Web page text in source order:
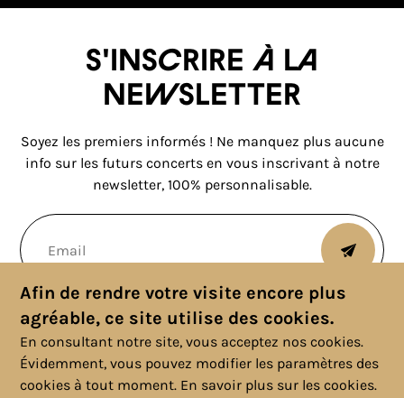
S'inscrire à la
newsletter
Soyez les premiers informés ! Ne manquez plus aucune
info sur les futurs concerts en vous inscrivant à notre
newsletter, 100% personnalisable.
Afin de rendre votre visite encore plus
agréable, ce site utilise des cookies.
En consultant notre site, vous acceptez nos cookies.
Évidemment, vous pouvez modifier les paramètres des
cookies à tout moment. En savoir plus sur les cookies.